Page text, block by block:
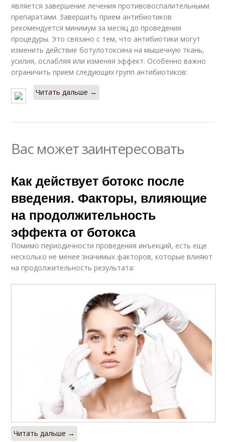
является завершение лечения противовоспалительными
препаратами. Завершить прием антибиотиков
рекомендуется минимум за месяц до проведения
процедуры. Это связано с тем, что антибиотики могут
изменить действие ботулотоксина на мышечную ткань,
усилия, ослабляя или изменяя эффект. Особенно важно
ограничить прием следующих групп антибиотиков:
Читать дальше →
Вас может заинтересовать
Как действует ботокс после
введения. Факторы, влияющие
на продолжительность
эффекта от ботокса
Помимо периодичности проведения инъекций, есть еще
несколько не менее значимых факторов, которые влияют
на продолжительность результата:
Читать дальше →